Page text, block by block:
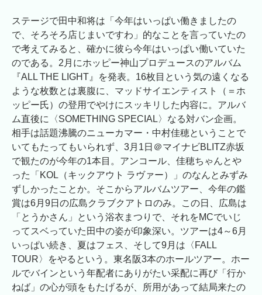
ステージで田中和将は「今年はいっぱい働きましたの
で、そろそろ店じまいですわ」的なことを言っていたの
で考えてみると、確かに彼ら今年はいっぱい働いていた
のである。2月にホッピー神山プロデュースのアルバム
『ALL THE LIGHT』を発表。16枚目という気の遠くなる
ような枚数とは裏腹に、マッドサイエンティスト（＝ホ
ッピー氏）の登用でやけにスッキリした内容に。アルバ
ム直後に〈SOMETHING SPECIAL〉なる対バン企画。
相手は話題沸騰のニューカマー・中村佳穂ということで
いてもたってもいられず、3月1日＠マイナビBLITZ赤坂
で観たのが今年の1本目。アンコール、佳穂ちゃんとや
った「KOL（キックアウト ラヴァー）」のなんとみずみ
ずしかったことか。そこからアルバムツアー、今年の鑑
賞は6月9日の広島クラブクアトロのみ。この日、広島は
「とうかさん」という浴衣まつりで、それをMCでいじ
ってスベっていた田中の姿が印象深い。ツアーは4～6月
いっぱい続き、夏はフェス、そして9月は〈FALL
TOUR〉をやるという。東名阪3本のホールツアー。ホー
ルでバインという年配者にありがたい采配に再び「行か
ねば」の心が頭をもたげるが、所用があって結局来たの